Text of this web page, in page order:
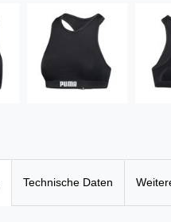
Technische Daten